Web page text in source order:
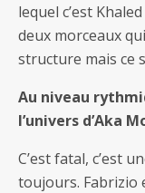
lequel c’est
deux morceaux
structure mais ce
Au niveau
l’univers d’Aka
C’est fatal, c’est
toujours. Fabrizio